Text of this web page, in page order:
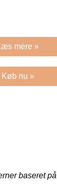
mere »
Køb nu »
baseret på